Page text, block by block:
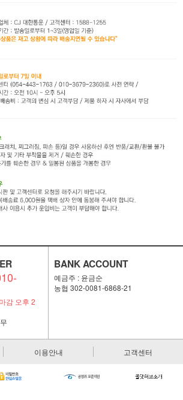
감 오후 2
BANK ACCOUNT
예금주 : 윤금순
농협 302-0081-6868-21
이용안내 고객센터